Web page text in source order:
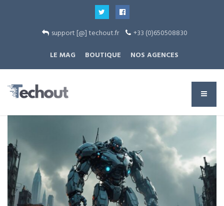
support [@] techout.fr
+33 (0)650508830
LE MAG
BOUTIQUE NOS AGENCES